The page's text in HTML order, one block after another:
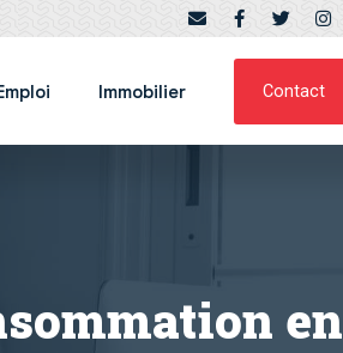
Immobilier Contact
en